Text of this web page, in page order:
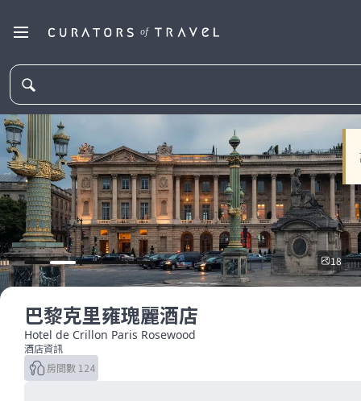
18
巴黎克里雍瑰麗酒店
Hotel de Crillon Paris Rosewood
酒店資訊
房間數 124